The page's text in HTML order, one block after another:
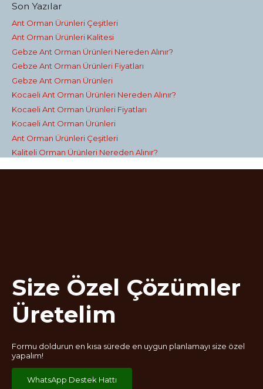
Son Yazılar
Ant Orman Ürünleri Çeşitleri
Ant Orman Ürünleri Kalitesi
Gebze Ant Orman Ürünleri Nereden Alınır?
Gebze Ant Orman Ürünleri Fiyatları
Gebze Ant Orman Ürünleri
Kocaeli Ant Orman Ürünleri Nereden Alınır?
Kocaeli Ant Orman Ürünleri Fiyatları
Kocaeli Ant Orman Ürünleri
Ant Orman Ürünleri Çeşitleri
Kaliteli Orman Ürünleri Nereden Alınır?
Size Özel Çözümler
Üretelim
Formu doldurun en kısa sürede en uygun planlamayı size özel
yapalım!
WhatsApp Destek Hattı